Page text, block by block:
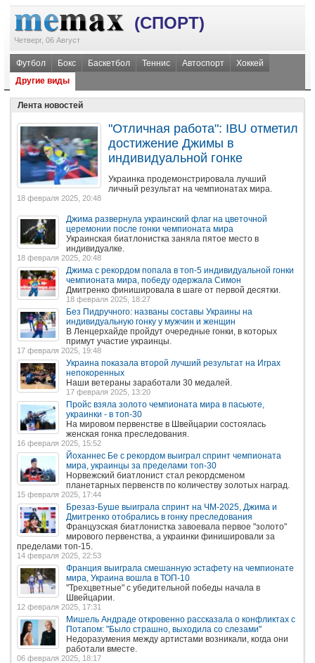
(СПОРТ)
Четверг, 06 Август
Футбол Бокс Баскетбол Теннис Автоспорт
Хоккей
Другие виды
Лента новостей
"Отличная работа": IBU отметил
достижение Джимы в
индивидуальной гонке
Украинка продемонстрировала лучший
личный результат на чемпионатах мира.
18 февраля 2025, 20:48
Джима развернула украинский флаг на цветочной
церемонии после гонки чемпионата мира
Украинская биатлонистка заняла пятое место в
индивидуалке.
18 февраля 2025, 20:48
Джима с рекордом попала в топ-5 индивидуальной гонки
чемпионата мира, победу одержала Симон
Дмитренко финишировала в шаге от первой десятки.
18 февраля 2025, 18:27
Без Пидручного: названы составы Украины на
индивидуальную гонку у мужчин и женщин
В Ленцерхайде пройдут очередные гонки, в которых
примут участие украинцы.
17 февраля 2025, 19:48
Украина показала второй лучший результат на Играх
непокоренных
Наши ветераны заработали 30 медалей.
17 февраля 2025, 13:20
Пройс взяла золото чемпионата мира в пасьюте,
украинки - в топ-30
На мировом первенстве в Швейцарии состоялась
женская гонка преследования.
16 февраля 2025, 15:52
Йоханнес Бе с рекордом выиграл спринт чемпионата
мира, украинцы за пределами топ-30
Норвежский биатлонист стал рекордсменом
планетарных первенств по количеству золотых наград.
15 февраля 2025, 17:44
Брезаз-Буше выиграла спринт на ЧМ-2025, Джима и
Дмитренко отобрались в гонку преследования
Французская биатлонистка завоевала первое "золото"
мирового первенства, а украинки финишировали за
пределами топ-15.
14 февраля 2025, 22:53
Франция выиграла смешанную эстафету на чемпионате
мира, Украина вошла в ТОП-10
"Трехцветные" с убедительной победы начала в
Швейцарии.
12 февраля 2025, 17:31
Мишель Андраде откровенно рассказала о конфликтах с
Потапом: "Было страшно, выходила со слезами"
Недоразумения между артистами возникали, когда они
работали вместе.
06 февраля 2025, 18:17